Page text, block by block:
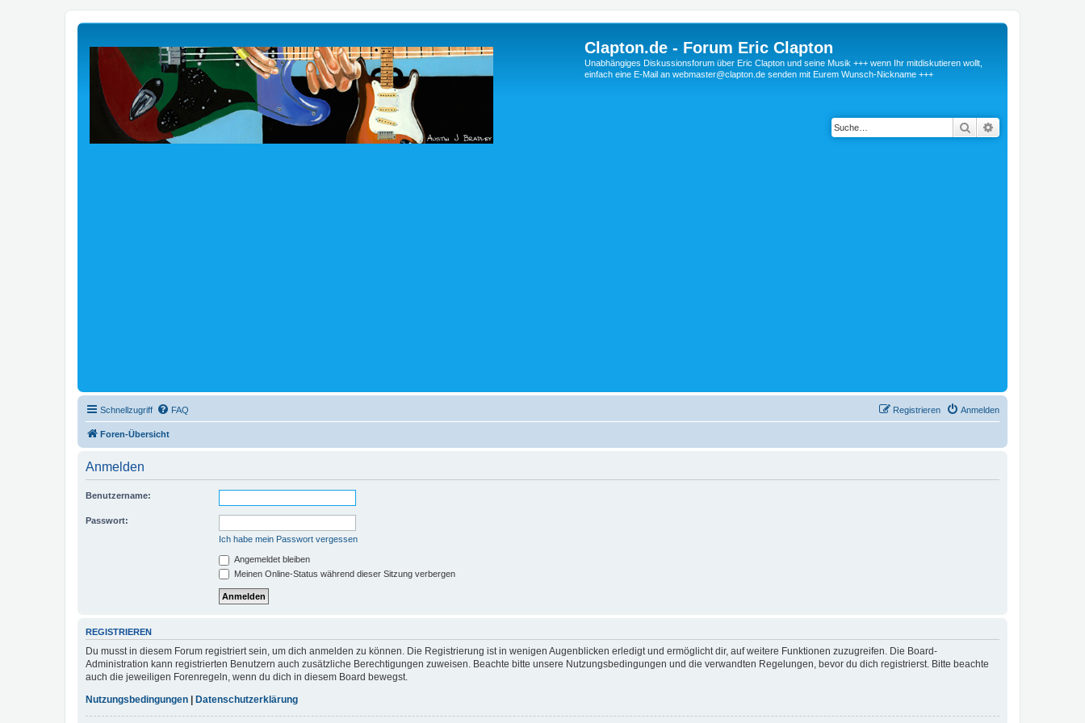
Clapton.de - Forum Eric Clapton
Unabhängiges Diskussionsforum über Eric Clapton und seine Musik +++ wenn Ihr mitdiskutieren wollt,
einfach eine E-Mail an webmaster@clapton.de senden mit Eurem Wunsch-Nickname +++
Suche
Schnellzugriff FAQ Anmelden
Registrieren
Foren-Übersicht
Anmelden
Benutzername:
Passwort:
Ich habe mein Passwort vergessen
Angemeldet bleiben
Meinen Online-Status während dieser Sitzung verbergen
REGISTRIEREN
Du musst in diesem Forum registriert sein, um dich anmelden zu können. Die Registrierung ist in wenigen Augenblicken erledigt und ermöglicht dir, auf weitere Funktionen zuzugreifen. Die Board-
Administration kann registrierten Benutzern auch zusätzliche Berechtigungen zuweisen. Beachte bitte unsere Nutzungsbedingungen und die verwandten Regelungen, bevor du dich registrierst. Bitte beachte
auch die jeweiligen Forenregeln, wenn du dich in diesem Board bewegst.
Nutzungsbedingungen | Datenschutzerklärung